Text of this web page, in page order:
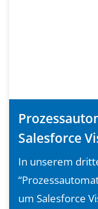
Salesforce
In unserem
um Salesforce